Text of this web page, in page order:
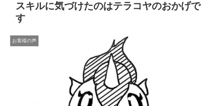
スキルに気づけたのはテラコヤのおかげで
す
お客様の声